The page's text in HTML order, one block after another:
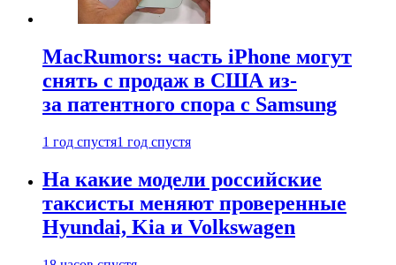
MacRumors: часть iPhone могут
снять с продаж в США из-
за патентного спора с Samsung
1 год спустя1 год спустя
На какие модели российские
таксисты меняют проверенные
Hyundai, Kia и Volkswagen